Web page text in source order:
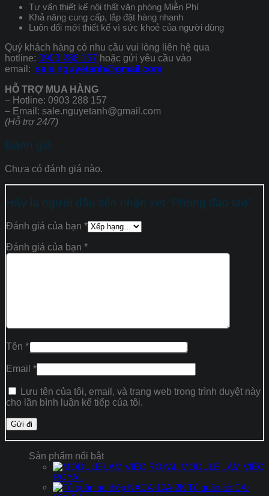
Tư vấn thiết kế nội thất văn phòng Miễn Phí
Khả năng cung cấp, lắp đặt hàng nhanh
Luôn đổi mới thiết kế vì sức khoẻ của người dùng
Quý khách hàng có nhu cầu vui lòng liên hệ qua
hotline: 0903 288 157 hoặc gửi yêu cầu vào
email: sale.nguyetanh@gmail.com
HỖ TRỢ MUA HÀNG
– Hotline: 0903 288 157
– Email: sale.nguyetanh@gmail.com
(Hỗ trợ 24/7)
Đánh giá
Chưa có đánh giá nào.
Hãy là người đầu tiên nhận xét “Phòng đào tạo”
Đánh giá của bạn *
Đánh giá của bạn *
Tên *
Email *
Lưu tên của tôi, email, và trang web trong trình duyệt này
cho lần bình luận kế tiếp của tôi.
Sản phẩm nổi bật
MODULE LÀM VIỆC
ROYAL
Tủ quần áo CA-